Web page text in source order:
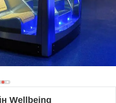
Wellbeing